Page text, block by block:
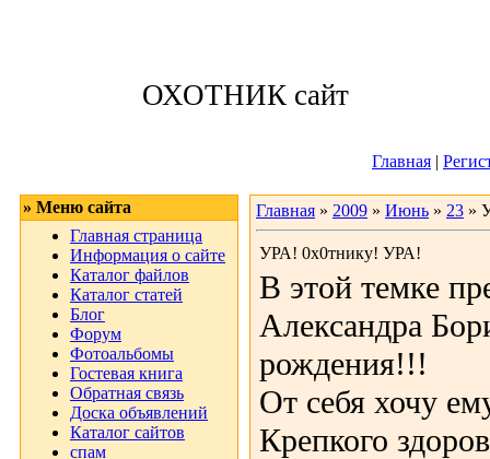
ОХОТНИК сайт
Главная |
» Меню сайта
Главная страница
Информация о сайте
Каталог файлов
Каталог статей
Блог
Форум
Фотоальбомы
Гостевая книга
Обратная связь
Доска объявлений
Каталог сайтов
спам
Главная » 2009 » Июнь » 23 »
УРА! 0х0тнику! УРА!
В этой темке
Александра
рождения!!!
От себя хочу
Крепкого